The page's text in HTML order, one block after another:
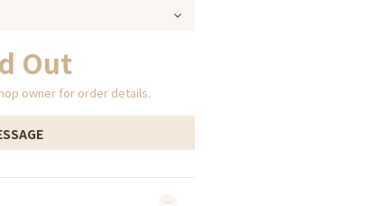
Out
owner for order details.